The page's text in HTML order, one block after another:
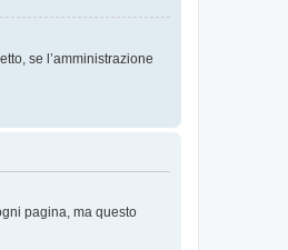
se l’amministrazione
pagina, ma questo